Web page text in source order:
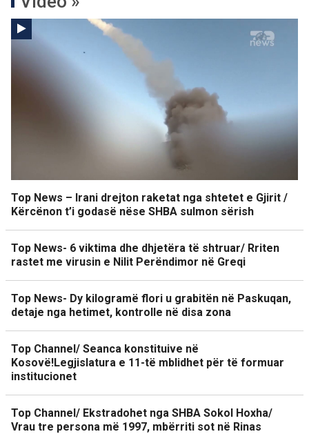
Top News – Irani drejton raketat nga shtetet e Gjirit /
Kërcënon t’i godasë nëse SHBA sulmon sërish
Top News- 6 viktima dhe dhjetëra të shtruar/ Rriten
rastet me virusin e Nilit Perëndimor në Greqi
Top News- Dy kilogramë flori u grabitën në Paskuqan,
detaje nga hetimet, kontrolle në disa zona
Top Channel/ Seanca konstituive në
Kosovë!Legjislatura e 11-të mblidhet për të formuar
institucionet
Top Channel/ Ekstradohet nga SHBA Sokol Hoxha/
Vrau tre persona më 1997, mbërriti sot në Rinas